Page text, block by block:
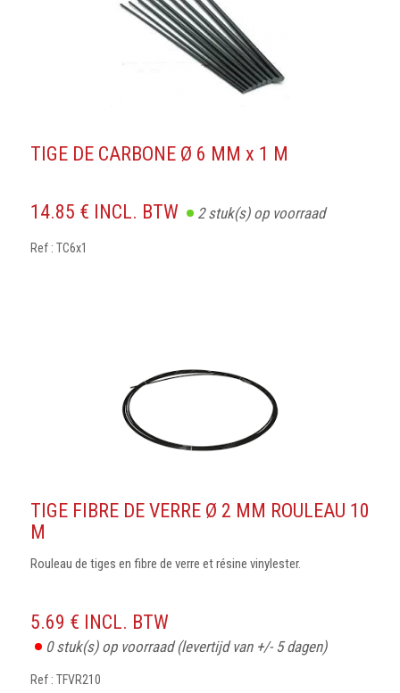
TIGE DE CARBONE Ø 6 MM x 1 M
14.85 € INCL. BTW 2stuk(s) op voorraad
Ref : TC6x1
TIGE FIBRE DE VERRE Ø 2 MM ROULEAU 10
M
Rouleau de tiges en fibre de verre et résine vinylester.
5.69 € INCL. BTW
0stuk(s) op voorraad(levertijd van +/- 5 dagen)
Ref : TFVR210